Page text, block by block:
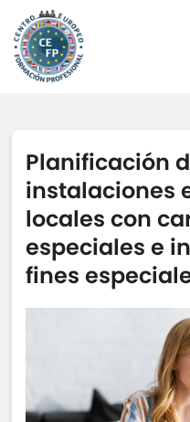
Planificación
instalaciones
locales con
especiales e
fines